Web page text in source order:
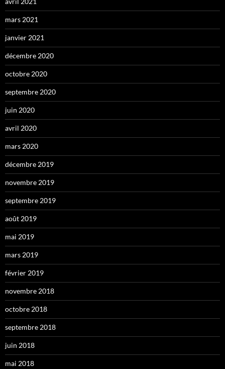
mars 2021
janvier 2021
décembre 2020
octobre 2020
septembre 2020
juin 2020
avril 2020
mars 2020
décembre 2019
novembre 2019
septembre 2019
août 2019
mai 2019
mars 2019
février 2019
novembre 2018
octobre 2018
septembre 2018
juin 2018
mai 2018